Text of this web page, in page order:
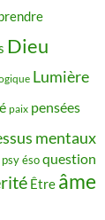
Dieu
Lumière
paix pensées
mentaux
psy ésoquestion
Être âme